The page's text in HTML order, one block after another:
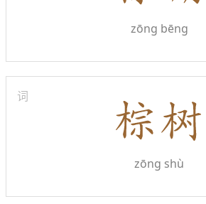
zōng bēng
词
zōng shù